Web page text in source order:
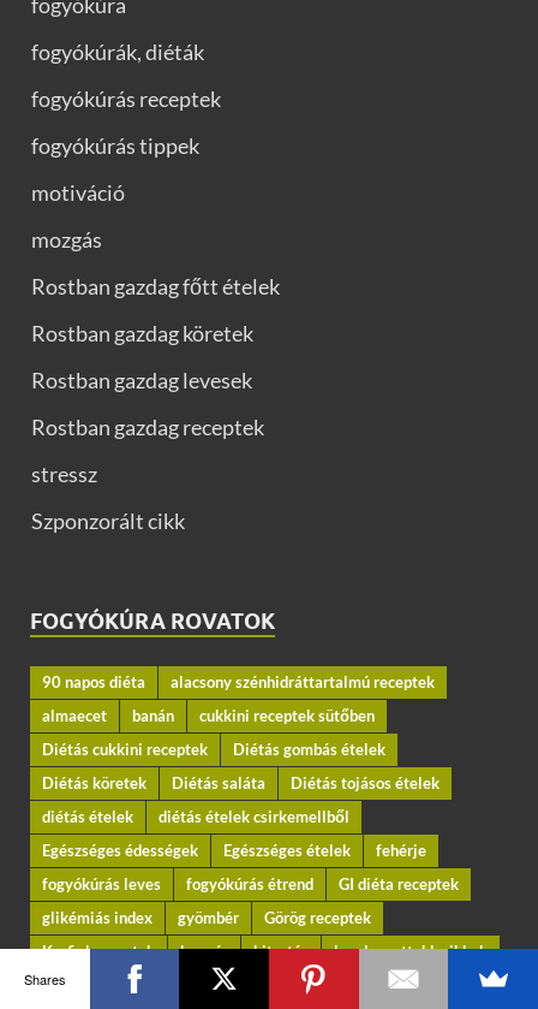
fogyókúrák, diéták
fogyókúrás receptek
fogyókúrás tippek
motiváció
mozgás
Rostban gazdag főtt ételek
Rostban gazdag köretek
Rostban gazdag levesek
Rostban gazdag receptek
stressz
Szponzorált cikk
FOGYÓKÚRA ROVATOK
90 napos diéta
alacsony szénhidráttartalmú receptek
almaecet
banán
cukkini receptek sütőben
Diétás cukkini receptek
Diétás gombás ételek
Diétás köretek
Diétás saláta
Diétás tojásos ételek
diétás ételek
diétás ételek csirkemellből
Egészséges édességek
Egészséges ételek
fehérje
fogyókúrás leves
fogyókúrás étrend
GI diéta receptek
glikémiás index
gyömbér
Görög receptek
Karfiol receptek
kenyér kitartás
legolvasottabb cikkek
mediterrán diéta
mediterrán diéta receptek szobabicikli
Shares